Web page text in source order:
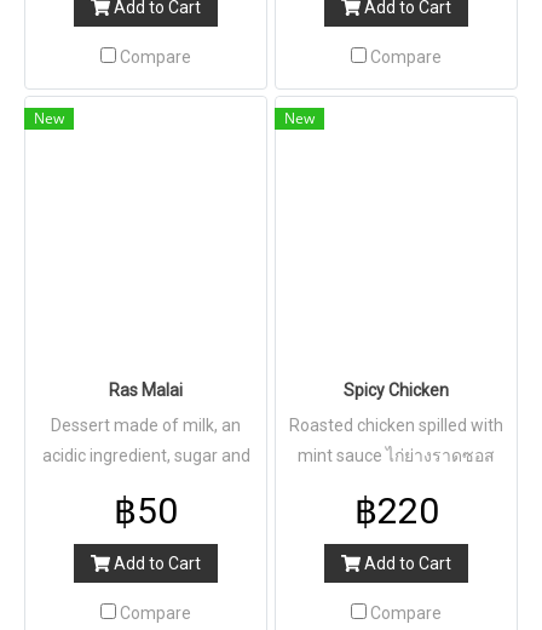
Add to Cart
Compare
Add to Cart
Compare
New
Ras Malai
Dessert made of milk, an
acidic ingredient, sugar and
นุ่มหอมสูตรพิเศษที่ทำจากชีส
และนม
฿50
Add to Cart
Compare
New
Spicy Chicken
Roasted chicken spilled with
mint sauce ไก่ย่างราดซอส
฿220
Add to Cart
Compare